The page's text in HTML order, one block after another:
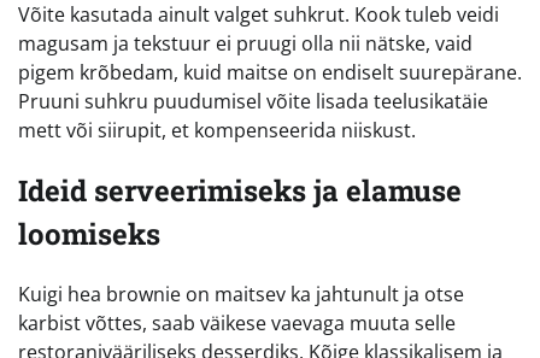
Võite kasutada ainult valget suhkrut. Kook tuleb veidi
magusam ja tekstuur ei pruugi olla nii nätske, vaid
pigem krõbedam, kuid maitse on endiselt suurepärane.
Pruuni suhkru puudumisel võite lisada teelusikatäie
mett või siirupit, et kompenseerida niiskust.
Ideid serveerimiseks ja elamuse
loomiseks
Kuigi hea brownie on maitsev ka jahtunult ja otse
karbist võttes, saab väikese vaevaga muuta selle
restoranivääriliseks desserdiks. Kõige klassikalisem ja